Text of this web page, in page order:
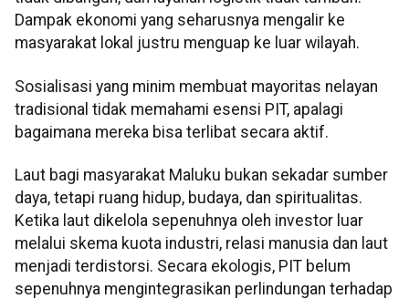
Dampak ekonomi yang seharusnya mengalir ke
masyarakat lokal justru menguap ke luar wilayah.
Sosialisasi yang minim membuat mayoritas nelayan
tradisional tidak memahami esensi PIT, apalagi
bagaimana mereka bisa terlibat secara aktif.
Laut bagi masyarakat Maluku bukan sekadar sumber
daya, tetapi ruang hidup, budaya, dan spiritualitas.
Ketika laut dikelola sepenuhnya oleh investor luar
melalui skema kuota industri, relasi manusia dan laut
menjadi terdistorsi. Secara ekologis, PIT belum
sepenuhnya mengintegrasikan perlindungan terhadap